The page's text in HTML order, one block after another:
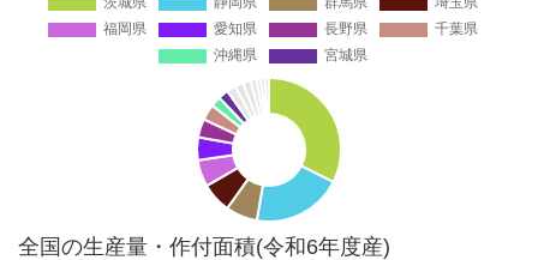
全国の生産量・作付面積(令和6年度産)